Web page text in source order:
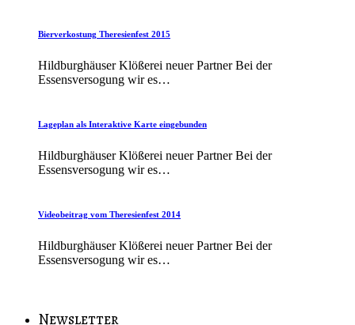
Bierverkostung Theresienfest 2015
Hildburghäuser Klößerei neuer Partner Bei der
Essensversogung wir es…
Lageplan als Interaktive Karte eingebunden
Hildburghäuser Klößerei neuer Partner Bei der
Essensversogung wir es…
Videobeitrag vom Theresienfest 2014
Hildburghäuser Klößerei neuer Partner Bei der
Essensversogung wir es…
Newsletter